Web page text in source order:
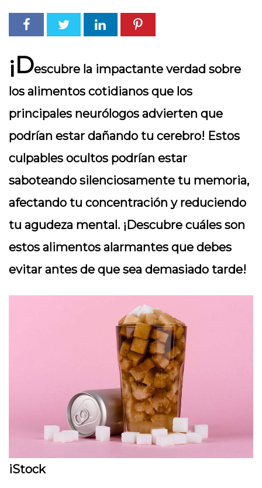
¡Descubre la impactante verdad sobre
los alimentos cotidianos que los
principales neurólogos advierten que
podrían estar dañando tu cerebro! Estos
culpables ocultos podrían estar
saboteando silenciosamente tu memoria,
afectando tu concentración y reduciendo
tu agudeza mental. ¡Descubre cuáles son
estos alimentos alarmantes que debes
evitar antes de que sea demasiado tarde!
iStock